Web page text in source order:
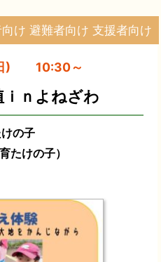
け 避難者向け 支援者向け
日) 10:30～
ｎよねざわ
の子
たけの子）